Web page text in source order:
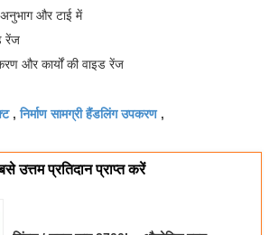
और टाई में
रेंज
और कार्यों की वाइड रेंज
,निर्माण सामग्री हैंडलिंग उपकरण,
उत्तम प्रतिदान प्राप्त करें